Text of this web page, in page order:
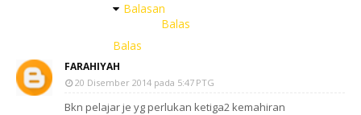
Balasan
Balas
Balas
FARAHIYAH
20 Disember 2014 pada 5:47 PTG
Bkn pelajar je yg perlukan ketiga2 kemahiran